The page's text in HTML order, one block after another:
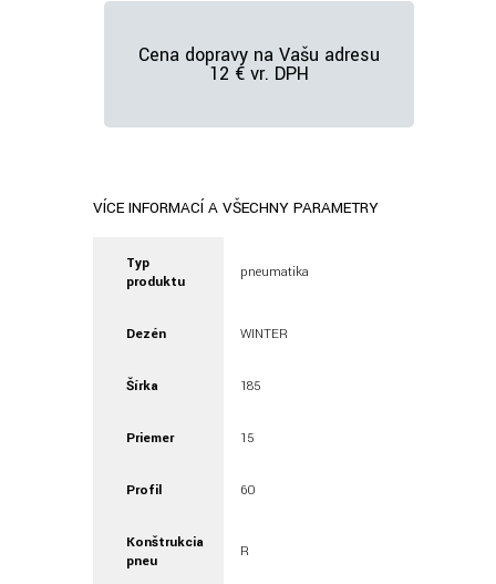
Cena dopravy na Vašu adresu
12 € vr. DPH
VÍCE INFORMACÍ A VŠECHNY PARAMETRY
Typ
produktu
pneumatika
Dezén WINTER
Šírka 185
Priemer 15
Profil 60
Konštrukcia
pneu
R